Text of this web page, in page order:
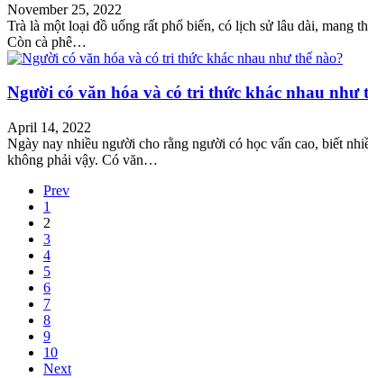
November 25, 2022
Trà là một loại đồ uống rất phổ biến, có lịch sử lâu dài, mang
Còn cà phê…
Người có văn hóa và có tri thức khác nhau như
April 14, 2022
Ngày nay nhiều người cho rằng người có học vấn cao, biết
không phải vậy. Có văn…
Prev
1
2
3
4
5
6
7
8
9
10
Next